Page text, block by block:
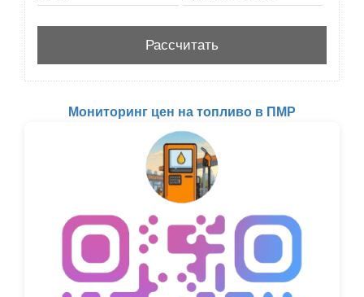
Мониторинг цен на топливо в ПМР